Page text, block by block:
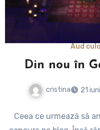
Aud
Din nou în
cristina 21
Ceea ce urmează să